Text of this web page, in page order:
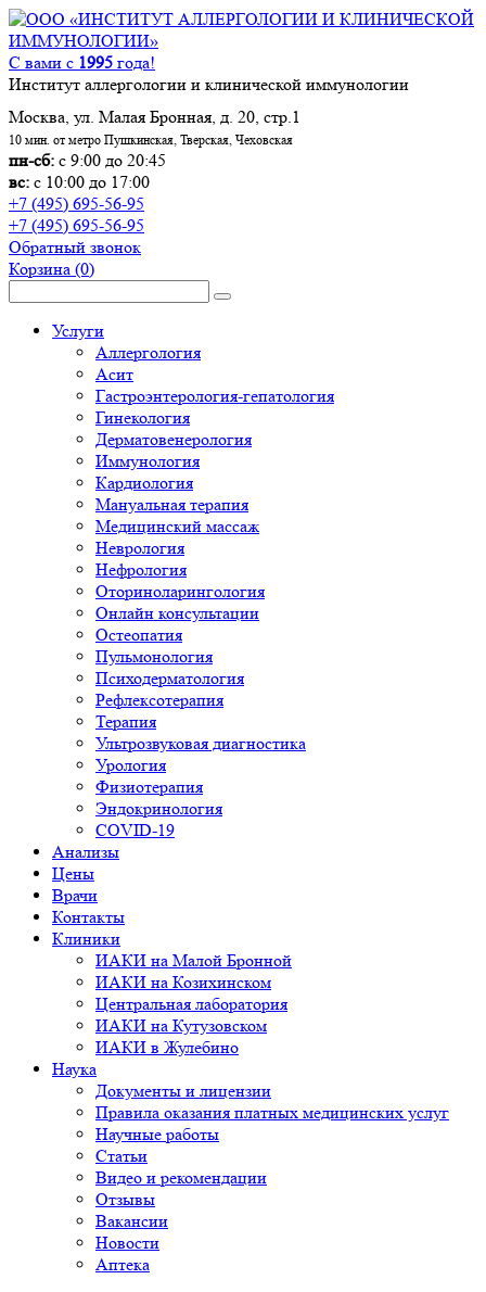
С вами с 1995 года!
Институт аллергологии и клинической иммунологии
Москва, ул. Малая Бронная, д. 20, стр.1
10 мин. от метро Пушкинская, Тверская, Чеховская
пн-сб: с 9:00 до 20:45
вс: с 10:00 до 17:00
+7 (495) 695-56-95
+7 (495) 695-56-95
Обратный звонок
Корзина (0)
Услуги
Аллергология
Асит
Гастроэнтерология-гепатология
Гинекология
Дерматовенерология
Иммунология
Кардиология
Мануальная терапия
Медицинский массаж
Неврология
Нефрология
Оториноларингология
Онлайн консультации
Остеопатия
Пульмонология
Психодерматология
Рефлексотерапия
Терапия
Ультрозвуковая диагностика
Урология
Физиотерапия
Эндокринология
COVID-19
Анализы
Цены
Врачи
Контакты
Клиники
ИАКИ на Малой Бронной
ИАКИ на Козихинском
Центральная лаборатория
ИАКИ на Кутузовском
ИАКИ в Жулебино
Наука
Документы и лицензии
Правила оказания платных медицинских услуг
Научные работы
Статьи
Видео и рекомендации
Отзывы
Вакансии
Новости
Аптека